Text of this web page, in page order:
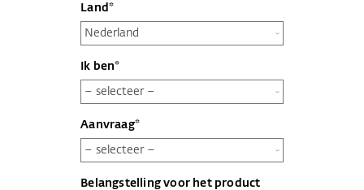
Land*
Ik ben*
Aanvraag*
Belangstelling voor het product